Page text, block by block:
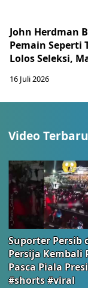
John Herdman
Pemain Seperti
Lolos Seleksi,
16 Juli 2026
Video Terbaru
Suporter Persib
Persija Kembali
Pasca Piala
#shorts #viral